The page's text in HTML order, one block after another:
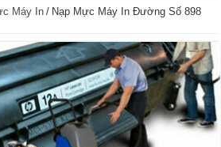
Máy In / Nạp Mực Máy In Đường Số 898